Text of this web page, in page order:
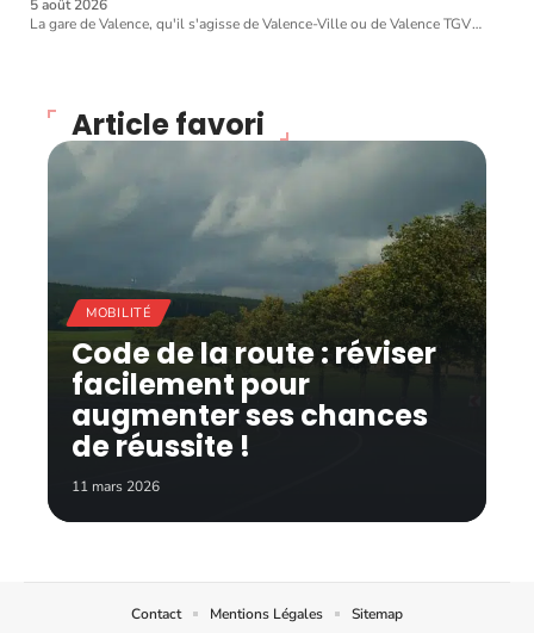
5 août 2026
La gare de Valence, qu'il s'agisse de Valence-Ville ou de Valence TGV…
Article favori
MOBILITÉ
Code de la route : réviser
facilement pour
augmenter ses chances
de réussite !
11 mars 2026
Contact Mentions Légales Sitemap